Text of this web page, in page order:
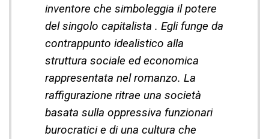
inventore che simboleggia il potere
del singolo capitalista . Egli funge da
contrappunto idealistico alla
struttura sociale ed economica
rappresentata nel romanzo. La
raffigurazione ritrae una società
basata sulla oppressiva funzionari
burocratici e di una cultura che